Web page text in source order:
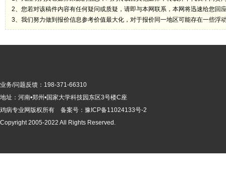
2、您若对该稿件内容有任何疑问或质疑，请即与本网联系，本网将迅速给您回
3、我们努力做到报价信息参考价值最大化，对于报价同一地区可能存在一些浮
业务/问题反馈：198-371-66310
地址：河南•郑州•国家大学科技园东区3号楼C座
鸡病专业网版权所有 备案号： 豫ICP备11024133号-2
Copyright 2005-2022 All Rights Reserved.